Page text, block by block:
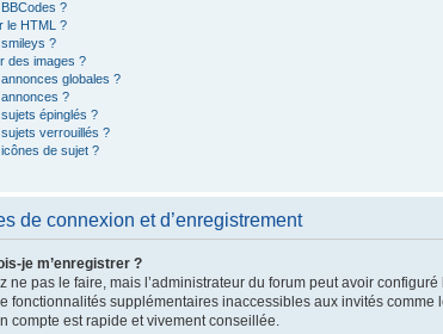
?
le HTML ?
?
des images ?
globales ?
?
épinglés ?
verrouillés ?
de sujet ?
de connexion et d’enregistrement
je m’enregistrer ?
ne pas le faire, mais l’administrateur du forum peut avoir
fonctionnalités supplémentaires inaccessibles aux invités
compte est rapide et vivement conseillée.